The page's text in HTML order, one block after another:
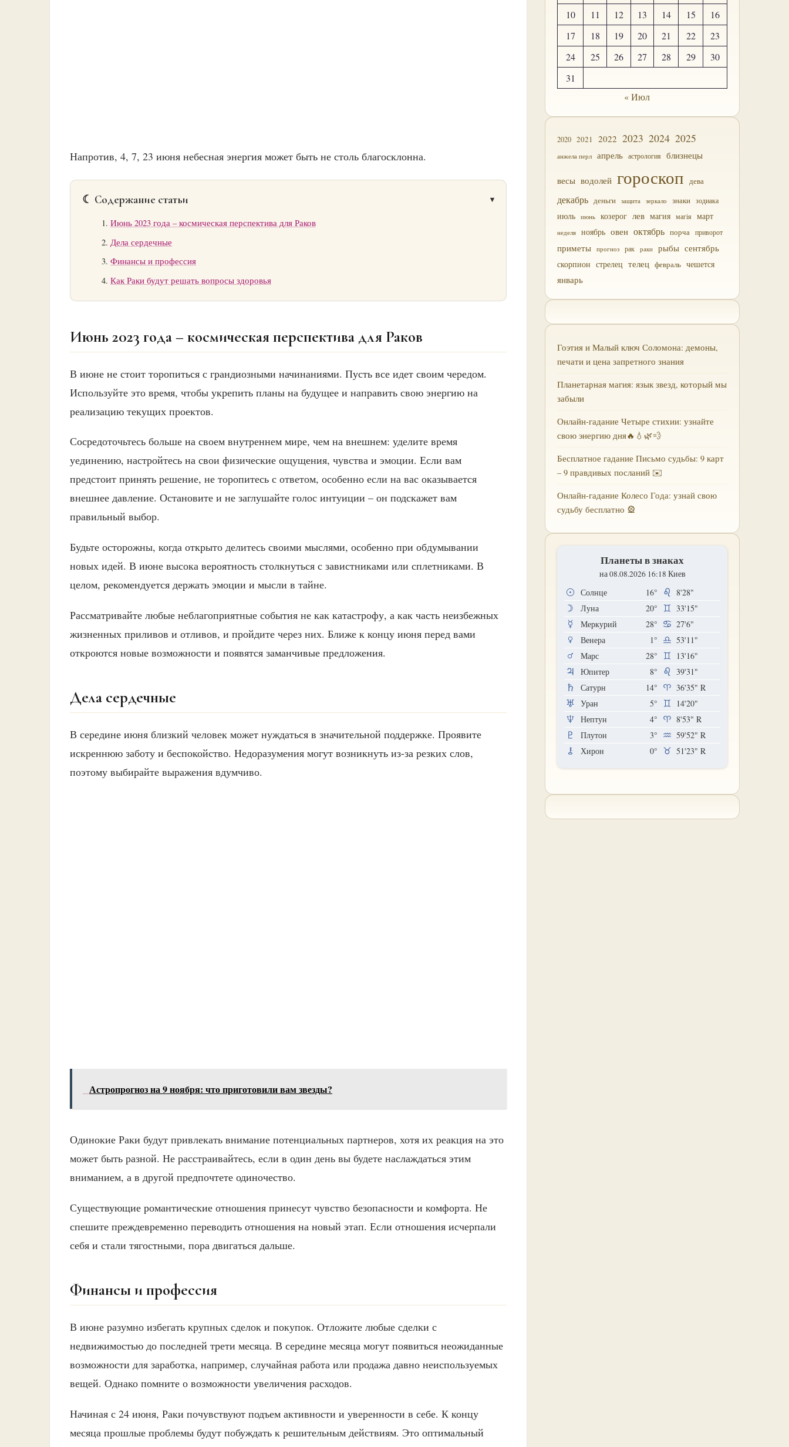
Напротив, 4, 7, 23 июня небесная энергия может быть не столь благосклонна.
☾ Содержание статьи
Июнь 2023 года – космическая перспектива для Раков
Дела сердечные
Финансы и профессия
Как Раки будут решать вопросы здоровья
Июнь 2023 года – космическая перспектива для Раков
В июне не стоит торопиться с грандиозными начинаниями. Пусть все идет своим чередом.
Используйте это время, чтобы укрепить планы на будущее и направить свою энергию на
реализацию текущих проектов.
Сосредоточьтесь больше на своем внутреннем мире, чем на внешнем: уделите время
уединению, настройтесь на свои физические ощущения, чувства и эмоции. Если вам
предстоит принять решение, не торопитесь с ответом, особенно если на вас оказывается
внешнее давление. Остановите и не заглушайте голос интуиции – он подскажет вам
правильный выбор.
Будьте осторожны, когда открыто делитесь своими мыслями, особенно при обдумывании
новых идей. В июне высока вероятность столкнуться с завистниками или сплетниками. В
целом, рекомендуется держать эмоции и мысли в тайне.
Рассматривайте любые неблагоприятные события не как катастрофу, а как часть неизбежных
жизненных приливов и отливов, и пройдите через них. Ближе к концу июня перед вами
откроются новые возможности и появятся заманчивые предложения.
Дела сердечные
В середине июня близкий человек может нуждаться в значительной поддержке. Проявите
искреннюю заботу и беспокойство. Недоразумения могут возникнуть из-за резких слов,
поэтому выбирайте выражения вдумчиво.
Астропрогноз на 9 ноября: что приготовили вам звезды?
Одинокие Раки будут привлекать внимание потенциальных партнеров, хотя их реакция на это
может быть разной. Не расстраивайтесь, если в один день вы будете наслаждаться этим
вниманием, а в другой предпочтете одиночество.
Существующие романтические отношения принесут чувство безопасности и комфорта. Не
спешите преждевременно переводить отношения на новый этап. Если отношения исчерпали
себя и стали тягостными, пора двигаться дальше.
Финансы и профессия
В июне разумно избегать крупных сделок и покупок. Отложите любые сделки с
недвижимостью до последней трети месяца. В середине месяца могут появиться неожиданные
возможности для заработка, например, случайная работа или продажа давно неиспользуемых
вещей. Однако помните о возможности увеличения расходов.
Начиная с 24 июня, Раки почувствуют подъем активности и уверенности в себе. К концу
месяца прошлые проблемы будут побуждать к решительным действиям. Это оптимальный
10
11 12 13 14 15
16
17
18 19 20 21 22
23
24
25 26 27 28 29
30
31
« Июл
2020 2021 2022 2023 2024 2025
анжела перл апрель астрология близнецы
весы водолей гороскоп дева
декабрь деньги защита зеркало знаки зодиака
июль июнь козерог лев магия магія март
неделя ноябрь овен октябрь порча приворот
приметы прогноз рак раки рыбы сентябрь
скорпион стрелец телец февраль чешется
январь
Гоэтия и Малый ключ Соломона: демоны,
печати и цена запретного знания
Планетарная магия: язык звезд, который мы
забыли
Онлайн-гадание Четыре стихии: узнайте
свою энергию дня🔥💧🌿💨
Бесплатное гадание Письмо судьбы: 9 карт
– 9 правдивых посланий ✉️
Онлайн-гадание Колесо Года: узнай свою
судьбу бесплатно 🎡
Планеты в знаках
на 08.08.2026 16:18 Киев
Солнце 16°
8'28"
Луна
20°
33'15"
Меркурий
28°
27'6"
Венера
1°
53'11"
Марс
28°
13'16"
Юпитер
8°
39'31"
Сатурн
14° 36'35" R
Уран
5°
14'20"
Нептун
4° 8'53" R
Плутон
3° 59'52" R
Хирон
0° 51'23" R